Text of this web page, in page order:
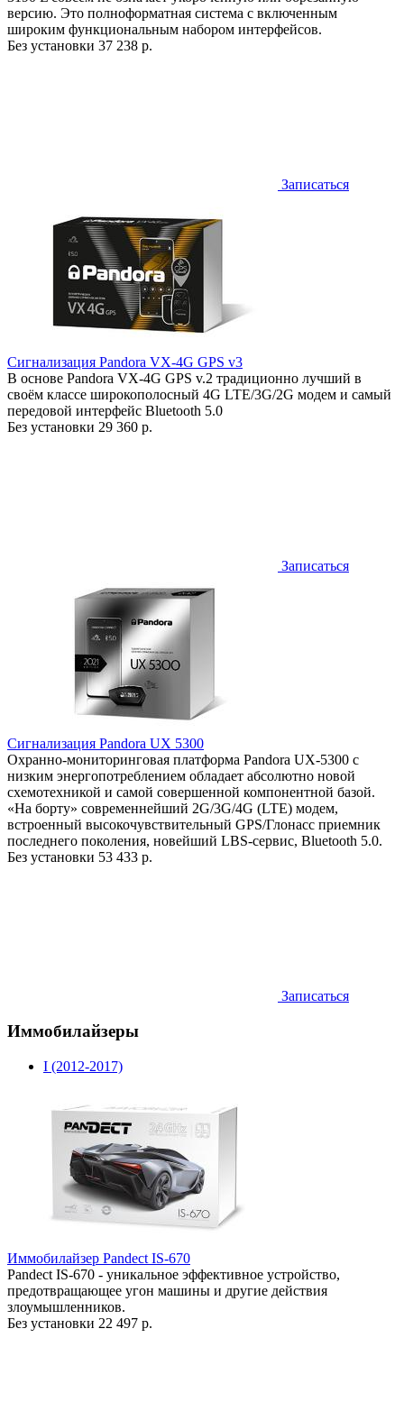
версию. Это полноформатная система с включенным
широким функциональным набором интерфейсов.
Без установки 37 238 р.
Записаться
Сигнализация Pandora VX-4G GPS v3
В основе Pandora VX-4G GPS v.2 традиционно лучший в
своём классе широкополосный 4G LTE/3G/2G модем и самый
передовой интерфейс Bluetooth 5.0
Без установки 29 360 р.
Записаться
Сигнализация Pandora UX 5300
Охранно-мониторинговая платформа Pandora UX-5300 с
низким энергопотреблением обладает абсолютно новой
схемотехникой и самой совершенной компонентной базой.
«На борту» современнейший 2G/3G/4G (LTE) модем,
встроенный высокочувствительный GPS/Глонасс приемник
последнего поколения, новейший LBS-сервис, Bluetooth 5.0.
Без установки 53 433 р.
Записаться
Иммобилайзеры
I (2012-2017)
Иммобилайзер Pandect IS-670
Pandect IS-670 - уникальное эффективное устройство,
предотвращающее угон машины и другие действия
злоумышленников.
Без установки 22 497 р.